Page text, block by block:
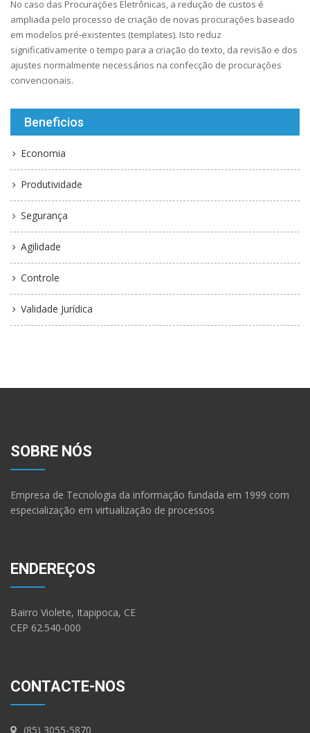
No caso das Procurações Eletrônicas, a redução de custos é
ampliada pelo processo de criação de novas procurações baseado
em modelos pré-existentes (templates). Isto reduz
significativamente o tempo para a criação do texto, da revisão e dos
ajustes normalmente necessários na confecção de procurações
convencionais.
Beneficios
Economia
Produtividade
Segurança
Agilidade
Controle
Validade Jurídica
SOBRE NÓS
Empresa de Tecnologia da informação fundada em 1999 com
especialização em virtualização de processos
ENDEREÇOS
Bairro Violete, Itapipoca, CE
CEP 62.540-000
CONTACTE-NOS
(85) 3055-5870